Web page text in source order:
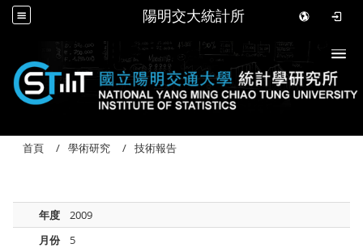
陽明交大統計所
首頁 學術研究 技術報告
年度
2009
月份
5